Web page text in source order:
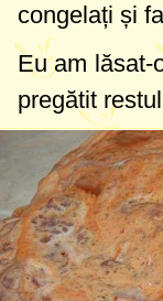
congelați și
Eu am lăsat-
pregătit